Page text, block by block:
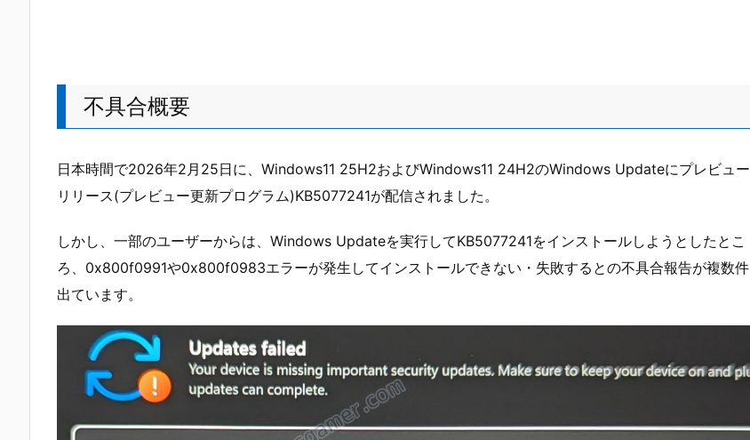
不具合概要
日本時間で2026年2月25日に、Windows11 25H2およびWindows11 24H2のWindows Updateにプレビュー
リリース(プレビュー更新プログラム)KB5077241が配信されました。
しかし、一部のユーザーからは、Windows Updateを実行してKB5077241をインストールしようとしたとこ
ろ、 0x800f0991や0x800f0983エラーが発生してインストールできない・失敗するとの不具合報告が複数件
出ています。